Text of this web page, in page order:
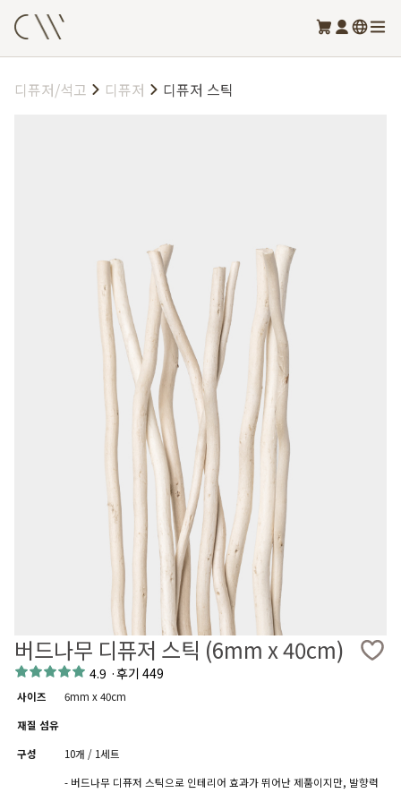
디퓨저/석고 디퓨저 디퓨저 스틱
버드나무 디퓨저 스틱 (6mm x 40cm)
4.9 ·후기 449
사이즈
6mm x 40cm
재질 섬유
구성
10개 / 1세트
- 버드나무 디퓨저 스틱으로 인테리어 효과가 뛰어난 제품이지만, 발향력